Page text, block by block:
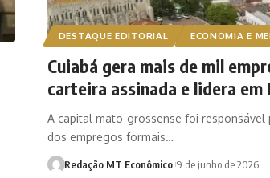
DESTAQUE EDITORIAL ECONOMIA E
Cuiabá gera mais de mil
carteira assinada e lidera em
A capital mato-grossense foi responsável
dos empregos formais…
Redação MT Econômico 9 de junho de 2026